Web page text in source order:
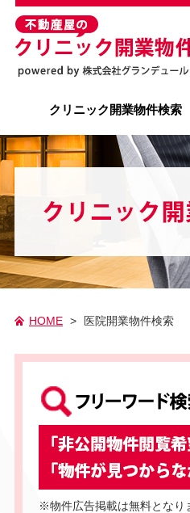
クリニック開業物件検索
HOME > 医院開業物件検索
※物件広告掲載は無料となり